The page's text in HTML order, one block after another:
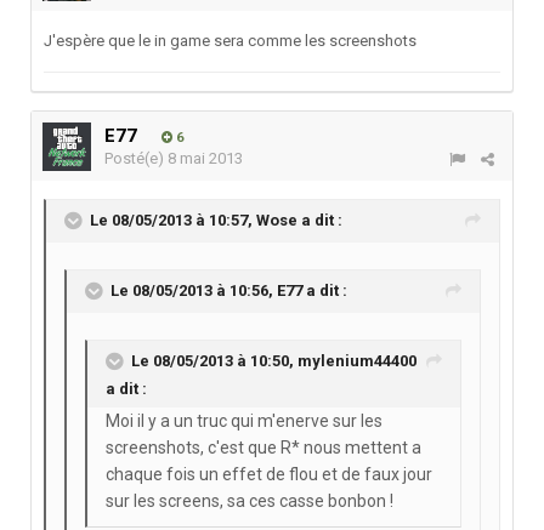
J'espère que le in game sera comme les screenshots
E77 6
Posté(e) 8 mai 2013
Le 08/05/2013 à 10:57, Wose a dit :
Le 08/05/2013 à 10:56, E77 a dit :
Le 08/05/2013 à 10:50, mylenium44400
a dit :
Moi il y a un truc qui m'enerve sur les
screenshots, c'est que R* nous mettent a
chaque fois un effet de flou et de faux jour
sur les screens, sa ces casse bonbon !